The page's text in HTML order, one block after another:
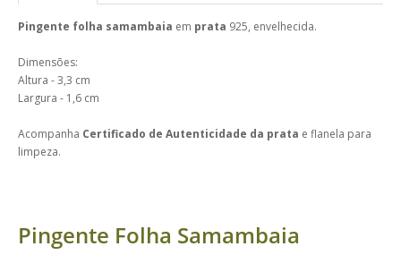
Pingente folha samambaia em prata 925, envelhecida.
Dimensões:
Altura - 3,3 cm
Largura - 1,6 cm
Acompanha Certificado de Autenticidade da prata e flanela para
limpeza.
Pingente Folha Samambaia